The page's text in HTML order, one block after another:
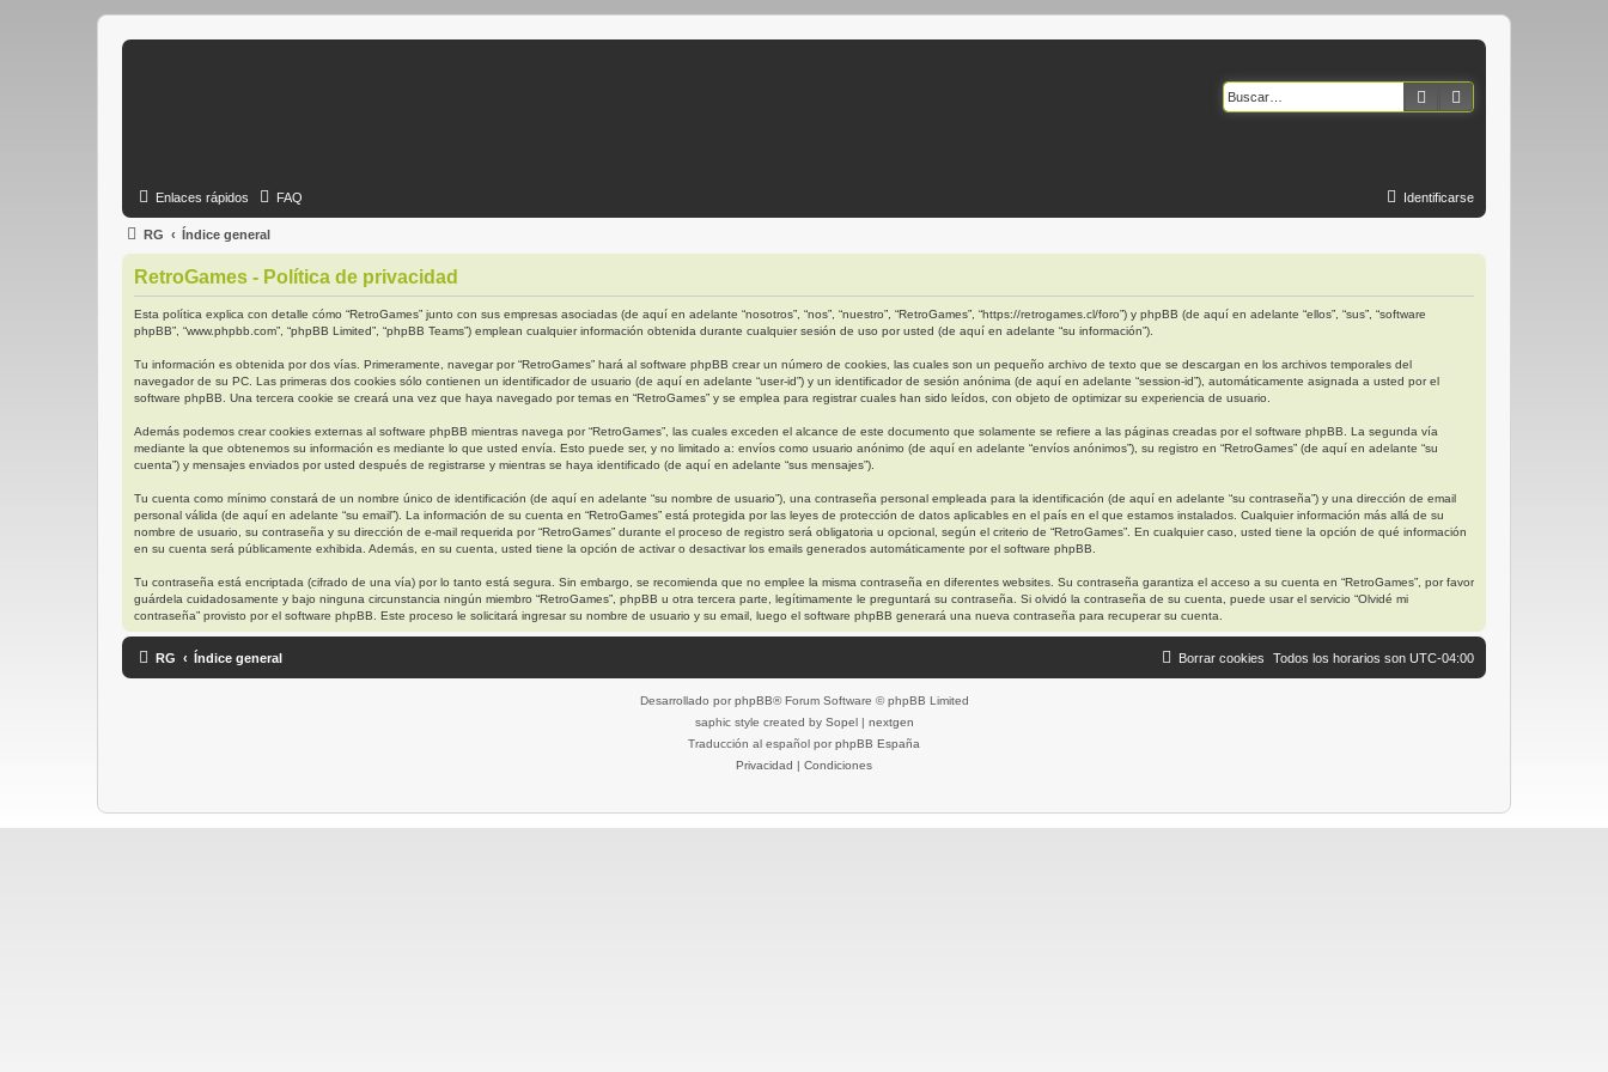
Buscar
Enlaces rápidos FAQ Identificarse
RG Índice general
RetroGames - Política de privacidad
Esta política explica con detalle cómo “RetroGames” junto con sus empresas asociadas (de aquí en adelante “nosotros”, “nos”, “nuestro”, “RetroGames”, “https://retrogames.cl/foro”) y phpBB (de aquí en adelante “ellos”, “sus”, “software
phpBB”, “www.phpbb.com”, “phpBB Limited”, “phpBB Teams”) emplean cualquier información obtenida durante cualquier sesión de uso por usted (de aquí en adelante “su información”).
Tu información es obtenida por dos vías. Primeramente, navegar por “RetroGames” hará al software phpBB crear un número de cookies, las cuales son un pequeño archivo de texto que se descargan en los archivos temporales del
navegador de su PC. Las primeras dos cookies sólo contienen un identificador de usuario (de aquí en adelante “user-id”) y un identificador de sesión anónima (de aquí en adelante “session-id”), automáticamente asignada a usted por el
software phpBB. Una tercera cookie se creará una vez que haya navegado por temas en “RetroGames” y se emplea para registrar cuales han sido leídos, con objeto de optimizar su experiencia de usuario.
Además podemos crear cookies externas al software phpBB mientras navega por “RetroGames”, las cuales exceden el alcance de este documento que solamente se refiere a las páginas creadas por el software phpBB. La segunda vía
mediante la que obtenemos su información es mediante lo que usted envía. Esto puede ser, y no limitado a: envíos como usuario anónimo (de aquí en adelante “envíos anónimos”), su registro en “RetroGames” (de aquí en adelante “su
cuenta”) y mensajes enviados por usted después de registrarse y mientras se haya identificado (de aquí en adelante “sus mensajes”).
Tu cuenta como mínimo constará de un nombre único de identificación (de aquí en adelante “su nombre de usuario”), una contraseña personal empleada para la identificación (de aquí en adelante “su contraseña”) y una dirección de email
personal válida (de aquí en adelante “su email”). La información de su cuenta en “RetroGames” está protegida por las leyes de protección de datos aplicables en el país en el que estamos instalados. Cualquier información más allá de su
nombre de usuario, su contraseña y su dirección de e-mail requerida por “RetroGames” durante el proceso de registro será obligatoria u opcional, según el criterio de “RetroGames”. En cualquier caso, usted tiene la opción de qué información
en su cuenta será públicamente exhibida. Además, en su cuenta, usted tiene la opción de activar o desactivar los emails generados automáticamente por el software phpBB.
Tu contraseña está encriptada (cifrado de una vía) por lo tanto está segura. Sin embargo, se recomienda que no emplee la misma contraseña en diferentes websites. Su contraseña garantiza el acceso a su cuenta en “RetroGames”, por favor
guárdela cuidadosamente y bajo ninguna circunstancia ningún miembro “RetroGames”, phpBB u otra tercera parte, legítimamente le preguntará su contraseña. Si olvidó la contraseña de su cuenta, puede usar el servicio “Olvidé mi
contraseña” provisto por el software phpBB. Este proceso le solicitará ingresar su nombre de usuario y su email, luego el software phpBB generará una nueva contraseña para recuperar su cuenta.
RG Índice general Todos los horarios son UTC-04:00
Borrar cookies
Desarrollado por phpBB® Forum Software © phpBB Limited
saphic style created by Sopel| nextgen
Traducción al español por phpBB España
Privacidad | Condiciones